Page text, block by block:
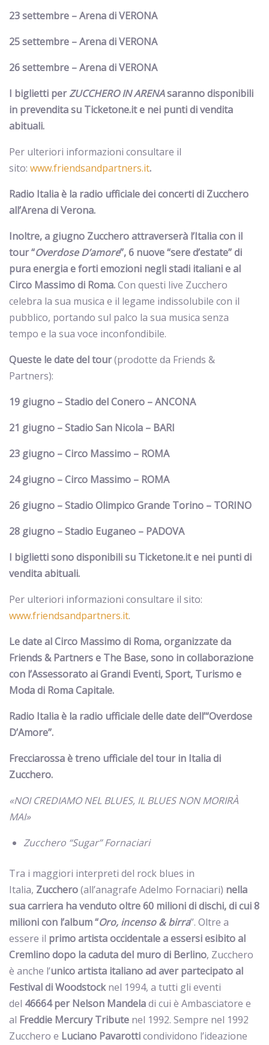
23 settembre – Arena di VERONA
25 settembre – Arena di VERONA
26 settembre – Arena di VERONA
I biglietti perZUCCHERO IN ARENAsaranno disponibili
in prevendita su Ticketone.it e nei punti di vendita
abituali.
Per ulteriori informazioni consultare il
sito: www.friendsandpartners.it.
Radio Italia è la radio ufficiale dei concerti di Zucchero
all’Arena di Verona.
Inoltre, a giugno Zucchero attraverserà l’Italia con il
tour “Overdose D’amore”, 6 nuove “sere d’estate” di
pura energia e forti emozioni negli stadi italiani e al
Circo Massimo di Roma.Con questi live Zucchero
celebra la sua musica e il legame indissolubile con il
pubblico, portando sul palco la sua musica senza
tempo e la sua voce inconfondibile.
Queste le date del tour(prodotte da Friends &
Partners):
19 giugno – Stadio del Conero – ANCONA
21 giugno – Stadio San Nicola – BARI
23 giugno – Circo Massimo – ROMA
24 giugno – Circo Massimo – ROMA
26 giugno – Stadio Olimpico Grande Torino – TORINO
28 giugno – Stadio Euganeo – PADOVA
I biglietti sono disponibili su Ticketone.it e nei punti di
vendita abituali.
Per ulteriori informazioni consultare il sito:
www.friendsandpartners.it.
Le date al Circo Massimo di Roma, organizzate da
Friends & Partners e The Base, sono in collaborazione
con l’Assessorato ai Grandi Eventi, Sport, Turismo e
Moda di Roma Capitale.
Radio Italia è la radio ufficiale delle date dell’“Overdose
D’Amore”.
Frecciarossa è treno ufficiale del tour in Italia di
Zucchero.
«NOI CREDIAMO NEL BLUES, IL BLUES NON MORIRÀ
MAI»
Zucchero “Sugar” Fornaciari
Tra i maggiori interpreti del rock blues in
Italia, Zucchero(all’anagrafe Adelmo Fornaciari) nella
sua carriera ha venduto oltre 60 milioni di dischi, di cui 8
milioni con l’album “Oro, incenso & birra”. Oltre a
essere il primo artista occidentale a essersi esibito al
Cremlino dopo la caduta del muro di Berlino, Zucchero
è anche l’unicoartista italianoad aver partecipato al
Festival di Woodstocknel 1994, a tutti gli eventi
del 46664 per Nelson Mandeladi cui è Ambasciatore e
al Freddie Mercury Tribute nel 1992. Sempre nel 1992
Zucchero e Luciano Pavarotticondividono l’ideazione